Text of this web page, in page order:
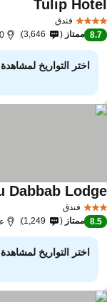
فندق
Tulip
8.7 ممتاز 3,646 45.0 كم إلى
اختر التواريخ لمشاهدة
فندق
Dabbab
8.5 ممتاز 1,249 على
اختر التواريخ لمشاهدة